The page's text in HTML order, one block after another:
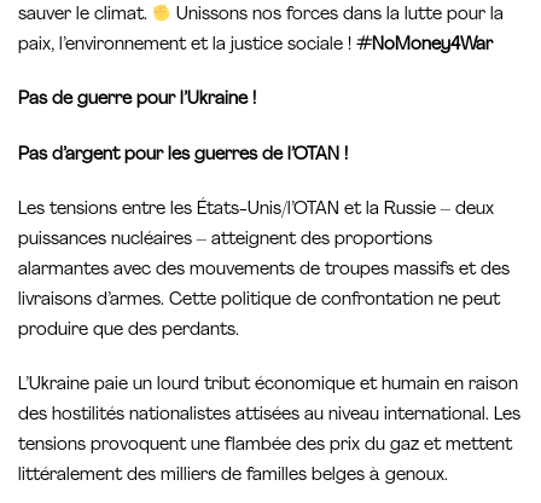
sauver le climat.
Unissons nos forces dans la lutte pour la
paix, l’environnement et la justice sociale ! #NoMoney4War
Pas de guerre pour l’Ukraine !
Pas d’argent pour les guerres de l’OTAN !
Les tensions entre les États-Unis/l’OTAN et la Russie – deux
puissances nucléaires – atteignent des proportions
alarmantes avec des mouvements de troupes massifs et des
livraisons d’armes. Cette politique de confrontation ne peut
produire que des perdants.
L’Ukraine paie un lourd tribut économique et humain en raison
des hostilités nationalistes attisées au niveau international. Les
tensions provoquent une flambée des prix du gaz et mettent
littéralement des milliers de familles belges à genoux.